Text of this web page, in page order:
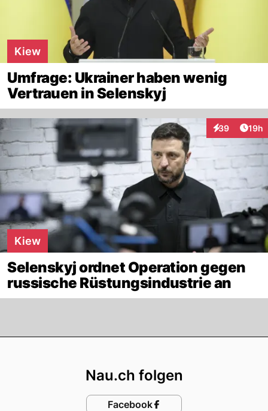
Kiew
Umfrage: Ukrainer haben wenig
Vertrauen in Selenskyj
39
Interaktionen
19h
Kiew
Selenskyj ordnet Operation gegen
russische Rüstungsindustrie an
Nau.ch folgen
Facebook